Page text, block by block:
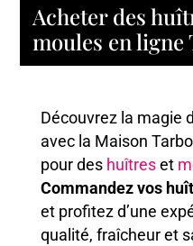
Acheter des
moules en
Découvrez la magie
avec la Maison
pour des huîtreset
Commandez vos
et profitez d’une
qualité, fraîcheur et